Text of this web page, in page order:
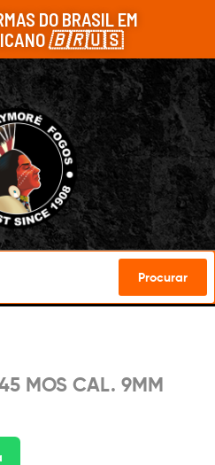
DO BRASIL EM
🇧🇷🇺🇸
Procurar
MOS CAL. 9MM